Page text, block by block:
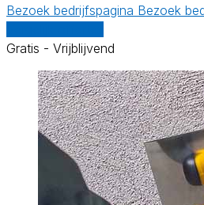
Bezoek bedrijfspagina Bezoek
Gratis - Vrijblijvend